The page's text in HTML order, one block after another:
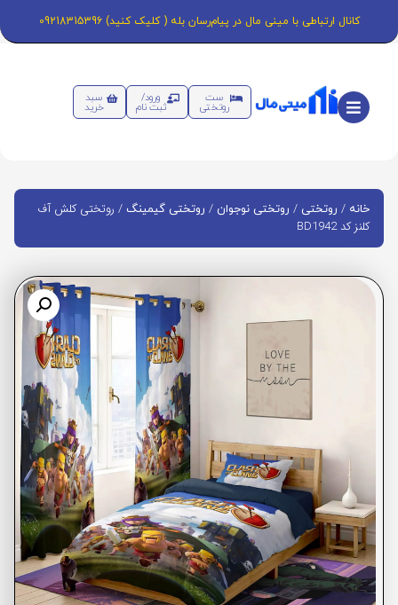
کانال ارتباطی با مینی مال در پیام‌رسان بله ( کلیک کنید) 09218315396
ست
روتختی
ورود/
ثبت نام
سبد
خرید
خانه / روتختی / روتختی نوجوان / روتختی گیمینگ / روتختی کلش آف
کلنز کد BD1942